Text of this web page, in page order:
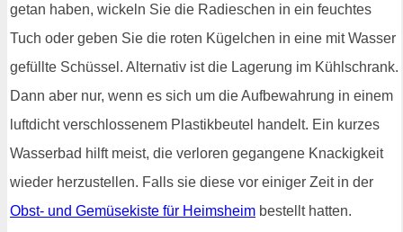
getan haben, wickeln Sie die Radieschen in ein feuchtes
Tuch oder geben Sie die roten Kügelchen in eine mit Wasser
gefüllte Schüssel. Alternativ ist die Lagerung im Kühlschrank.
Dann aber nur, wenn es sich um die Aufbewahrung in einem
luftdicht verschlossenem Plastikbeutel handelt. Ein kurzes
Wasserbad hilft meist, die verloren gegangene Knackigkeit
wieder herzustellen. Falls sie diese vor einiger Zeit in der
Obst- und Gemüsekiste für Heimsheim bestellt hatten.